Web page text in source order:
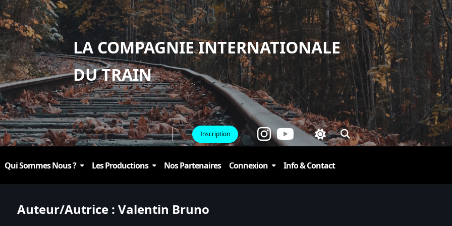
LA COMPAGNIE INTERNATIONALE
DU TRAIN
Inscription
Qui Sommes Nous ? Les Productions Nos Partenaires Connexion Info & Contact
Auteur/autrice : Valentin Bruno